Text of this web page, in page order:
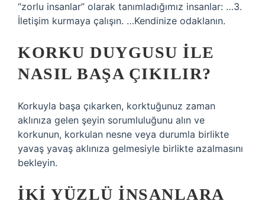
“zorlu insanlar” olarak tanımladığımız insanlar: …3.
İletişim kurmaya çalışın. …Kendinize odaklanın.
KORKU DUYGUSU ILE
NASIL BAŞA ÇIKILIR?
Korkuyla başa çıkarken, korktuğunuz zaman
aklınıza gelen şeyin sorumluluğunu alın ve
korkunun, korkulan nesne veya durumla birlikte
yavaş yavaş aklınıza gelmesiyle birlikte azalmasını
bekleyin.
İKI YÜZLÜ INSANLARA